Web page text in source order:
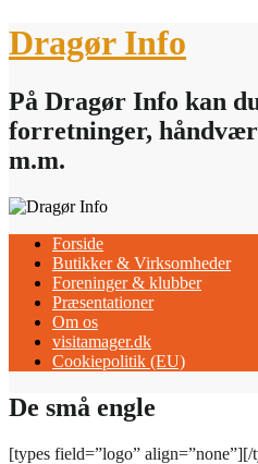
Skip
to
Dragør Info
På Dragør Info kan
forretninger,
m.m.
Forside
Butikker & Virksomheder
Foreninger & klubber
Præsentationer
Om os
visitamager.dk
Cookiepolitik (EU)
De små engle
[types field=”logo” align=”none”][/